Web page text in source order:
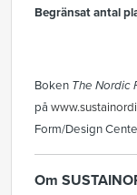
Begränsat antal
Boken The Nordic
på
Form/Design
Om